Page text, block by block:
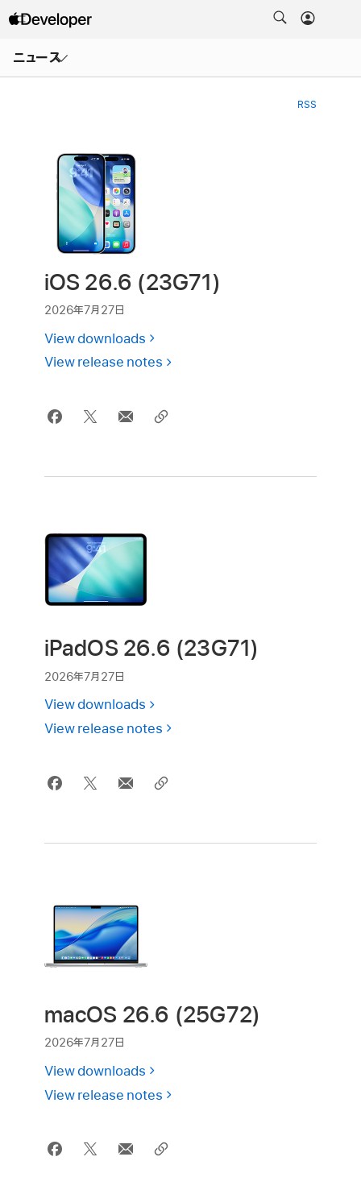
ニュース
ー
RSS
iOS 26.6 (23G71)
2026年7月27日
View downloads
View release notes
iPadOS 26.6 (23G71)
2026年7月27日
View downloads
View release notes
macOS 26.6 (25G72)
2026年7月27日
View downloads
View release notes